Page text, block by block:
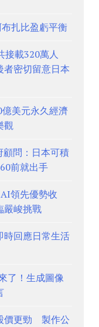
扎比盈虧平衡
接載320萬人
密切留意日本
美元永久經濟
觀
問：日本可積
前就出手
領先優勢收
峻挑戰
回應日常生活
了！生成圖像
價更勁 製作公